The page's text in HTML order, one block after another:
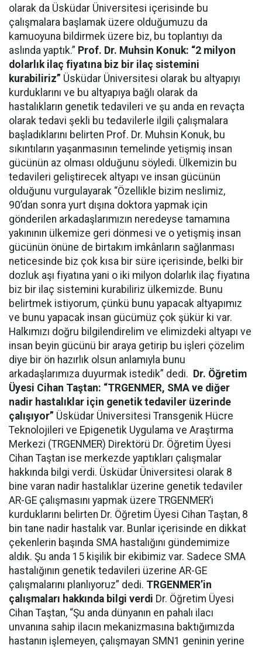
olarak da Üsküdar Üniversitesi içerisinde bu
çalışmalara başlamak üzere olduğumuzu da
kamuoyuna bildirmek üzere biz, bu toplantıyı da
aslında yaptık.” Prof. Dr. Muhsin Konuk: “2 milyon
dolarlık ilaç fiyatına biz bir ilaç sistemini
kurabiliriz” Üsküdar Üniversitesi olarak bu altyapıyı
kurduklarını ve bu altyapıya bağlı olarak da
hastalıkların genetik tedavileri ve şu anda en revaçta
olarak tedavi şekli bu tedavilerle ilgili çalışmalara
başladıklarını belirten Prof. Dr. Muhsin Konuk, bu
sıkıntıların yaşanmasının temelinde yetişmiş insan
gücünün az olması olduğunu söyledi. Ülkemizin bu
tedavileri geliştirecek altyapı ve insan gücünün
olduğunu vurgulayarak “Özellikle bizim neslimiz,
90’dan sonra yurt dışına doktora yapmak için
gönderilen arkadaşlarımızın neredeyse tamamına
yakınının ülkemize geri dönmesi ve o yetişmiş insan
gücünün önüne de birtakım imkânların sağlanması
neticesinde biz çok kısa bir süre içerisinde, belki bir
dozluk aşı fiyatına yani o iki milyon dolarlık ilaç fiyatına
biz bir ilaç sistemini kurabiliriz ülkemizde. Bunu
belirtmek istiyorum, çünkü bunu yapacak altyapımız
ve bunu yapacak insan gücümüz çok şükür ki var.
Halkımızı doğru bilgilendirelim ve elimizdeki altyapı ve
insan beyin gücünü bir araya getirip bu işleri çözelim
diye bir ön hazırlık olsun anlamıyla bunu
arkadaşlarımıza duyurmak istedik” dedi. Dr. Öğretim
Üyesi Cihan Taştan: “TRGENMER, SMA ve diğer
nadir hastalıklar için genetik tedaviler üzerinde
çalışıyor” Üsküdar Üniversitesi Transgenik Hücre
Teknolojileri ve Epigenetik Uygulama ve Araştırma
Merkezi (TRGENMER) Direktörü Dr. Öğretim Üyesi
Cihan Taştan ise merkezde yaptıkları çalışmalar
hakkında bilgi verdi. Üsküdar Üniversitesi olarak 8
bine varan nadir hastalıklar üzerine genetik tedaviler
AR-GE çalışmasını yapmak üzere TRGENMER’i
kurduklarını belirten Dr. Öğretim Üyesi Cihan Taştan, 8
bin tane nadir hastalık var. Bunlar içerisinde en dikkat
çekenlerin başında SMA hastalığını gündemimize
aldık. Şu anda 15 kişilik bir ekibimiz var. Sadece SMA
hastalığının genetik tedavileri üzerine AR-GE
çalışmalarını planlıyoruz” dedi. TRGENMER’in
çalışmaları hakkında bilgi verdi Dr. Öğretim Üyesi
Cihan Taştan, “Şu anda dünyanın en pahalı ilacı
unvanına sahip ilacın mekanizmasına baktığımızda
hastanın işlemeyen, çalışmayan SMN1 geninin yerine